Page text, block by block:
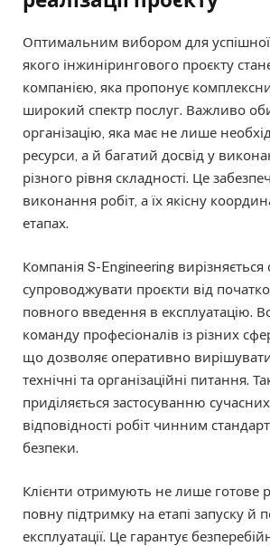
Оптимальним вибором для успішної
якого інжинірингового проєкту
компанією, яка пропонує
широкий спектр послуг. Важливо
організацію, яка має не лише
ресурси, а й багатий досвід у
різного рівня складності. Це
виконання робіт, а їх якісну
етапах.
Компанія S-Engineering вирізняється
супроводжувати проєкти від
повного введення в експлуатацію.
команду професіоналів із різних
що дозволяє оперативно
технічні та організаційні питання.
приділяється застосуванню
відповідності робіт чинним
безпеки.
Клієнти отримують не лише готове
повну підтримку на етапі запуску й
експлуатації. Це гарантує